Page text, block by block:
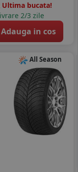
Ultima bucata!
2/3 zile
Adauga in cos
All Season